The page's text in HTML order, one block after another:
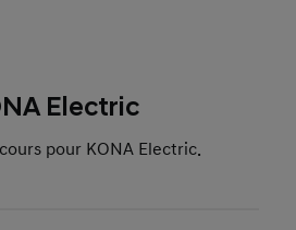
Electric
pour KONA Electric.